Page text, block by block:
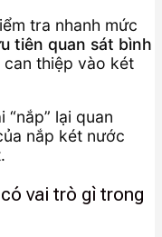
tra nhanh mức
tiên quan sát bình
thiệp vào két
lại quan
nắp két nước
vai trò gì trong